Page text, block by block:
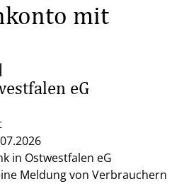
mit
eG
in Ostwestfalen eG
Meldung von Verbrauchern